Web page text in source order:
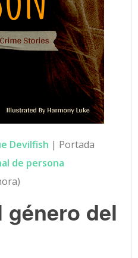
Devilfish | Portada
de persona
género del